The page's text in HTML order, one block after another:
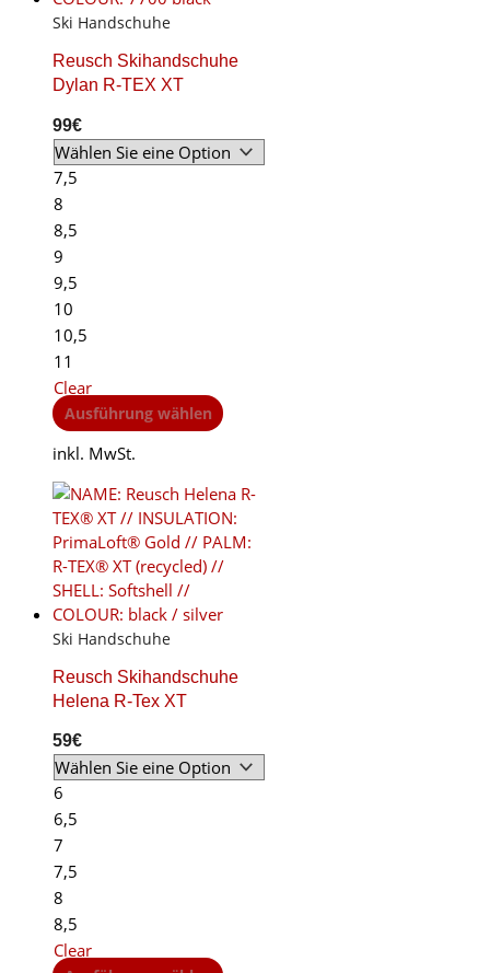
product
Ski Handschuhe
Reusch Skihandschuhe
Dylan R-TEX XT
99€
7,5
8
8,5
9
9,5
10
10,5
11
Clear
Ausführung wählen This
multiple
variants.
The
options
the
inkl. MwSt.
Ski Handschuhe
Reusch Skihandschuhe
Helena R-Tex XT
59€
6
6,5
7
7,5
8
8,5
Clear